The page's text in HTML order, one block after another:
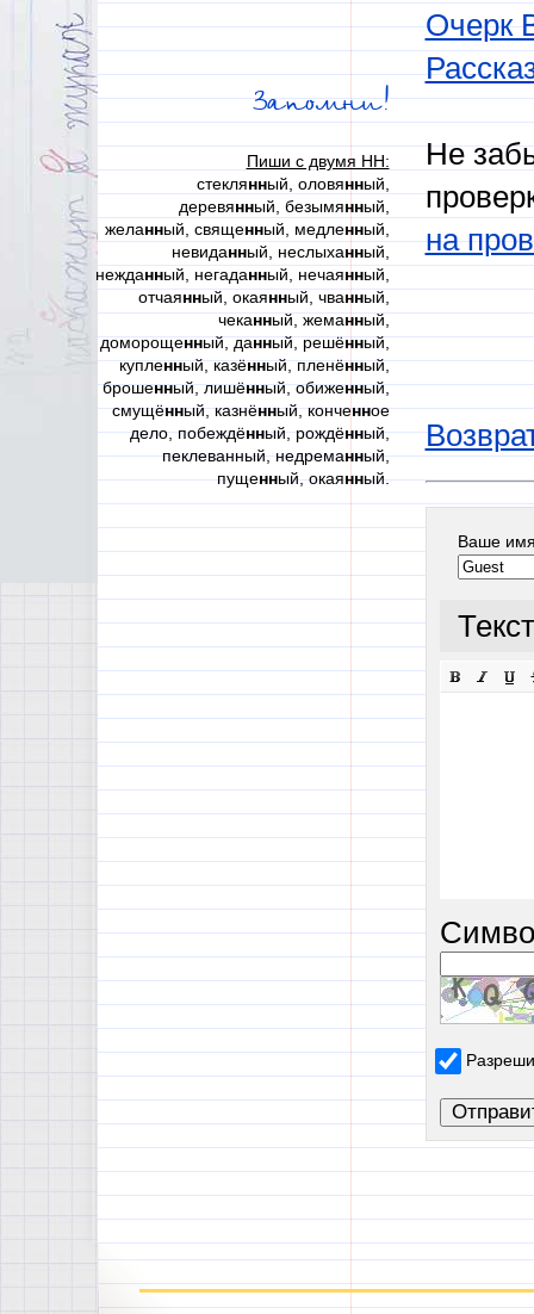
Запомни!
Пиши с двумя НН:
стеклянный, оловянный,
деревянный, безымянный,
желанный, священный, медленный,
невиданный, неслыханный,
нежданный, негаданный, нечаянный,
отчаянный, окаянный, чванный,
чеканный, жеманный,
доморощенный, данный, решённый,
купленный, казённый, пленённый,
брошенный, лишённый, обиженный,
смущённый, казнённый, конченное
дело, побеждённый, рождённый,
пеклеванный, недреманный,
пущенный, окаянный.
Очерк
Не
на
Ваше